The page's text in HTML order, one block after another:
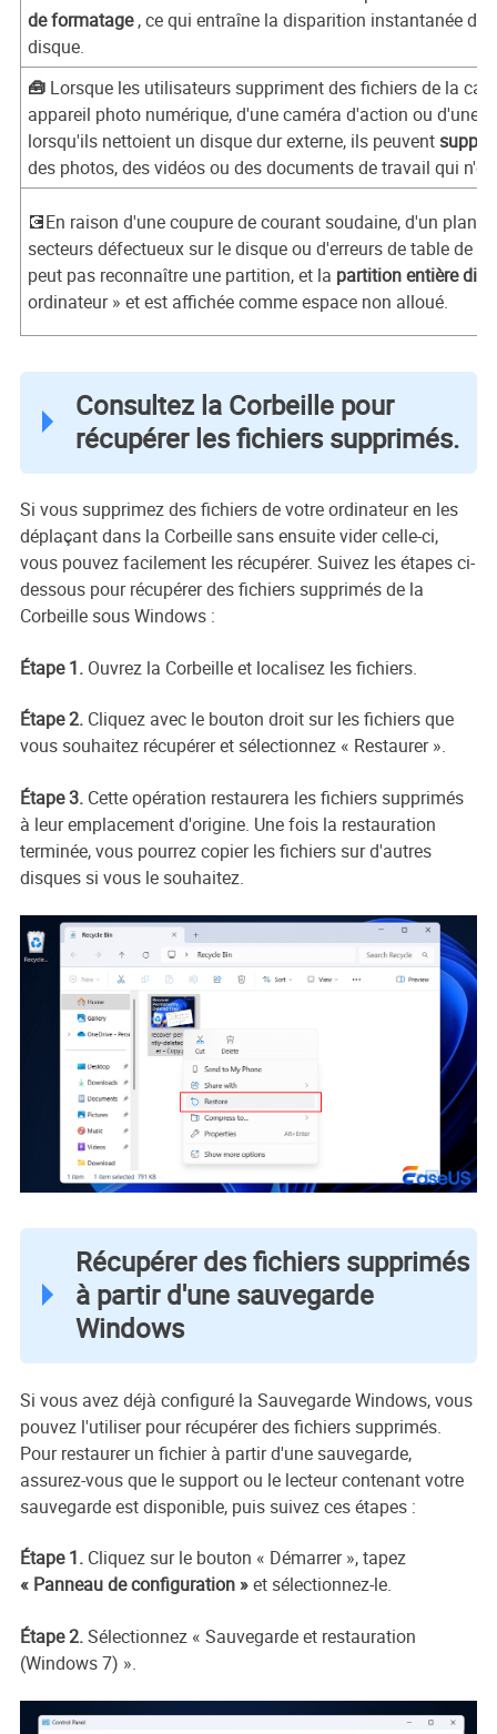
de formatage, ce qui entraîne la disparition instantanée de
disque.
🧰Lorsque les utilisateurs suppriment des fichiers de la
appareil photo numérique, d'une caméra d'action ou d'une
lorsqu'ils nettoient un disque dur externe, ils peuvent
des photos, des vidéos ou des documents de travail qui
💽En raison d'une coupure de courant soudaine, d'un
secteurs défectueux sur le disque ou d'erreurs de table de
peut pas reconnaître une partition, et la partition entière
ordinateur » et est affichée comme espace non alloué.
Consultez la Corbeille pour
récupérer les fichiers supprimés.
Si vous supprimez des fichiers de votre ordinateur en les
déplaçant dans la Corbeille sans ensuite vider celle-ci,
vous pouvez facilement les récupérer. Suivez les étapes ci-
dessous pour récupérer des fichiers supprimés de la
Corbeille sous Windows :
Étape 1.Ouvrez la Corbeille et localisez les fichiers.
Étape 2.Cliquez avec le bouton droit sur les fichiers que
vous souhaitez récupérer et sélectionnez « Restaurer ».
Étape 3.Cette opération restaurera les fichiers supprimés
à leur emplacement d'origine. Une fois la restauration
terminée, vous pourrez copier les fichiers sur d'autres
disques si vous le souhaitez.
Récupérer des fichiers supprimés
à partir d'une sauvegarde
Windows
Si vous avez déjà configuré la Sauvegarde Windows, vous
pouvez l'utiliser pour récupérer des fichiers supprimés.
Pour restaurer un fichier à partir d'une sauvegarde,
assurez-vous que le support ou le lecteur contenant votre
sauvegarde est disponible, puis suivez ces étapes :
Étape 1.Cliquez sur le bouton « Démarrer », tapez
« Panneau de configuration »et sélectionnez-le.
Étape 2.Sélectionnez « Sauvegarde et restauration
(Windows 7) ».